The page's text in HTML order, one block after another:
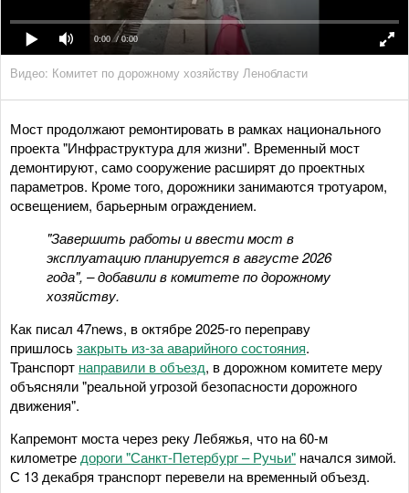
0:00 / 0:00
Видео: Комитет по дорожному хозяйству Ленобласти
Мост продолжают ремонтировать в рамках национального
проекта "Инфраструктура для жизни". Временный мост
демонтируют, само сооружение расширят до проектных
параметров. Кроме того, дорожники занимаются тротуаром,
освещением, барьерным ограждением.
"Завершить работы и ввести мост в
эксплуатацию планируется в августе 2026
года", – добавили в комитете по дорожному
хозяйству.
Как писал 47news, в октябре 2025-го переправу
пришлосьзакрыть из-за аварийного состояния.
Транспорт направили в объезд, в дорожном комитете меру
объясняли "реальной угрозой безопасности дорожного
движения".
Капремонт моста через реку Лебяжья, что на 60-м
километре дороги "Санкт-Петербург – Ручьи" начался зимой.
С 13 декабря транспорт перевели на временный объезд.